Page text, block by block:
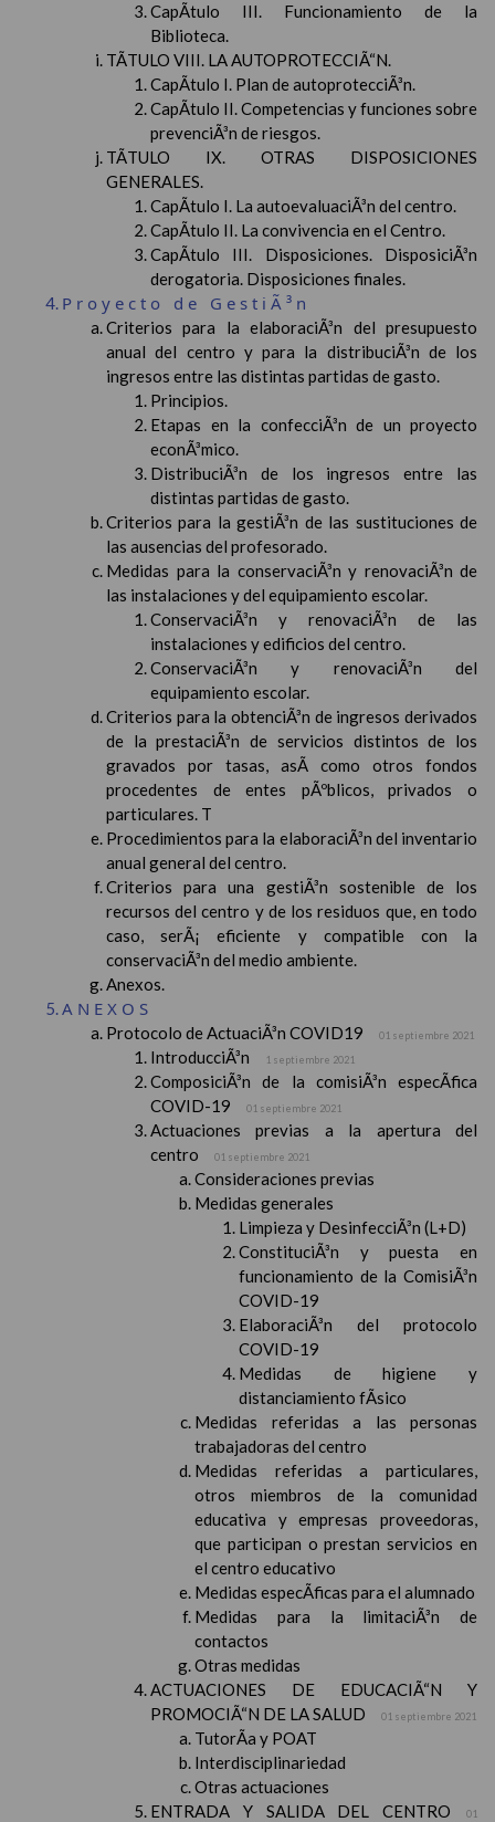
CapÃ­tulo III. Funcionamiento de la
Biblioteca.
TÃTULO VIII. LA AUTOPROTECCIÃ“N.
CapÃ­tulo I. Plan de autoprotecciÃ³n.
CapÃ­tulo II. Competencias y funciones sobre
prevenciÃ³n de riesgos.
TÃTULO IX. OTRAS DISPOSICIONES
GENERALES.
CapÃ­tulo I. La autoevaluaciÃ³n del centro.
CapÃ­tulo II. La convivencia en el Centro.
CapÃ­tulo III. Disposiciones. DisposiciÃ³n
derogatoria. Disposiciones finales.
Proyecto de GestiÃ³n
Criterios para la elaboraciÃ³n del presupuesto
anual del centro y para la distribuciÃ³n de los
ingresos entre las distintas partidas de gasto.
Principios.
Etapas en la confecciÃ³n de un proyecto
econÃ³mico.
DistribuciÃ³n de los ingresos entre las
distintas partidas de gasto.
Criterios para la gestiÃ³n de las sustituciones de
las ausencias del profesorado.
Medidas para la conservaciÃ³n y renovaciÃ³n de
las instalaciones y del equipamiento escolar.
ConservaciÃ³n y renovaciÃ³n de las
instalaciones y edificios del centro.
ConservaciÃ³n y renovaciÃ³n del
equipamiento escolar.
Criterios para la obtenciÃ³n de ingresos derivados
de la prestaciÃ³n de servicios distintos de los
gravados por tasas, asÃ­ como otros fondos
procedentes de entes pÃºblicos, privados o
particulares. T
Procedimientos para la elaboraciÃ³n del inventario
anual general del centro.
Criterios para una gestiÃ³n sostenible de los
recursos del centro y de los residuos que, en todo
caso, serÃ¡ eficiente y compatible con la
conservaciÃ³n del medio ambiente.
Anexos.
ANEXOS
Protocolo de ActuaciÃ³n COVID19 01 septiembre 2021
IntroducciÃ³n 1 septiembre 2021
ComposiciÃ³n de la comisiÃ³n especÃ­fica
COVID-19
01 septiembre 2021
Actuaciones previas a la apertura del
centro
01 septiembre 2021
Consideraciones previas
Medidas generales
Limpieza y DesinfecciÃ³n (L+D)
ConstituciÃ³n y puesta en
funcionamiento de la ComisiÃ³n
COVID-19
ElaboraciÃ³n del protocolo
COVID-19
Medidas de higiene y
distanciamiento fÃ­sico
Medidas referidas a las personas
trabajadoras del centro
Medidas referidas a particulares,
otros miembros de la comunidad
educativa y empresas proveedoras,
que participan o prestan servicios en
el centro educativo
Medidas especÃ­ficas para el alumnado
Medidas para la limitaciÃ³n de
contactos
Otras medidas
ACTUACIONES DE EDUCACIÃ“N Y
PROMOCIÃ“N DE LA SALUD
01 septiembre 2021
TutorÃ­a y POAT
Interdisciplinariedad
Otras actuaciones
ENTRADA Y SALIDA DEL CENTRO
01